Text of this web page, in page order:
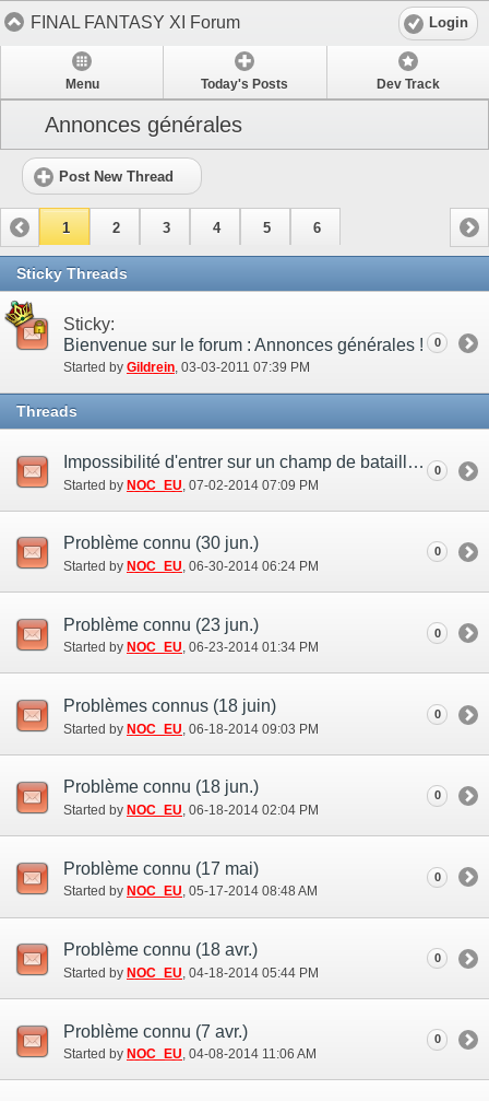
FINAL FANTASY XI Forum Login
Menu Today's Posts Dev Track
Annonces générales
Post New Thread
1 2 3 4 5 6
Sticky Threads
Sticky:
Bienvenue sur le forum : Annonces générales !
Started by Gildrein‎, 03-03-2011 07:39 PM
0
Threads
Impossibilité d'entrer sur un champ de bataille avec un alter ego (2 jul.)
Started by NOC_EU ‎, 07-02-2014 07:09 PM
0
Problème connu (30 jun.)
Started by NOC_EU‎, 06-30-2014 06:24 PM
0
Problème connu (23 jun.)
Started by NOC_EU‎, 06-23-2014 01:34 PM
0
Problèmes connus (18 juin)
Started by NOC_EU ‎, 06-18-2014 09:03 PM
0
Problème connu (18 jun.)
Started by NOC_EU‎, 06-18-2014 02:04 PM
0
Problème connu (17 mai)
Started by NOC_EU‎, 05-17-2014 08:48 AM
0
Problème connu (18 avr.)
Started by NOC_EU ‎, 04-18-2014 05:44 PM
0
Problème connu (7 avr.)
Started by NOC_EU‎, 04-08-2014 11:06 AM
0